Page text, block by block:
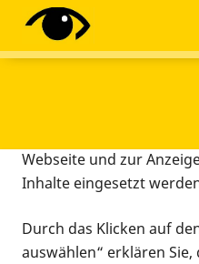
Diese Webseite setzt
Tracking-Tools ein. Dies
Webseite und zur
Inhalte eingesetzt
Durch das Klicken auf
auswählen“ erklären Sie,